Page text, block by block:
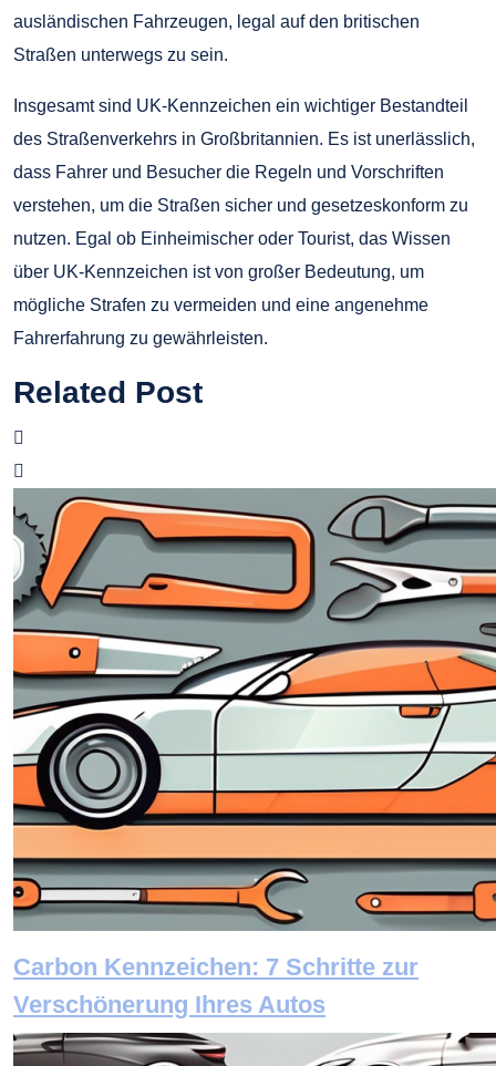
ausländischen Fahrzeugen, legal auf den britischen
Straßen unterwegs zu sein.
Insgesamt sind UK-Kennzeichen ein wichtiger Bestandteil
des Straßenverkehrs in Großbritannien. Es ist unerlässlich,
dass Fahrer und Besucher die Regeln und Vorschriften
verstehen, um die Straßen sicher und gesetzeskonform zu
nutzen. Egal ob Einheimischer oder Tourist, das Wissen
über UK-Kennzeichen ist von großer Bedeutung, um
mögliche Strafen zu vermeiden und eine angenehme
Fahrerfahrung zu gewährleisten.
Related Post
Carbon Kennzeichen: 7 Schritte zur
Verschönerung Ihres Autos